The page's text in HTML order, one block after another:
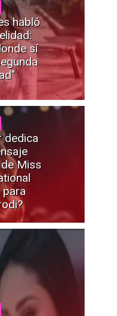
habló
sí
dedica
Miss
para